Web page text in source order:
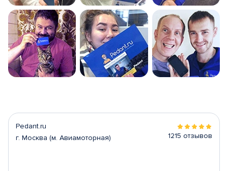
Pedant.ru
г. Москва (м. Авиамоторная)
1215 отзывов